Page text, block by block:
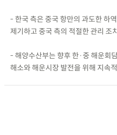
- 한국 측은 중국 항만의 과도한 하
제기하고 중국 측의 적절한 관리 조
- 해양수산부는 향후 한·중 해운회
해소와 해운시장 발전을 위해 지속